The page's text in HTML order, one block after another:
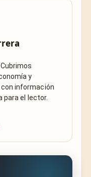
y
información
para el lector.